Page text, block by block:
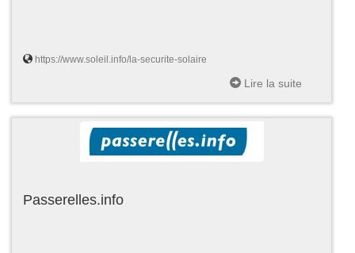
https://www.soleil.info/la-securite-solaire
Lire la suite
Passerelles.info